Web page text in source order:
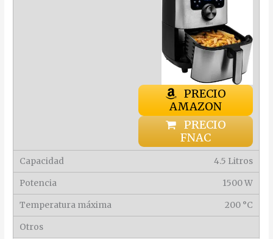
PRECIO
AMAZON
PRECIO
FNAC
4.5 Litros
1500 W
200 °C